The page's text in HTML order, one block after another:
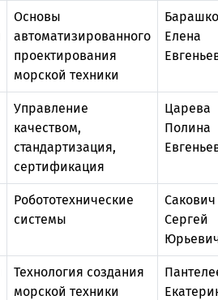
Основы
автоматизированного
проектирования
морской техники
Елена
Управление
качеством,
стандартизация,
сертификация
Царева
Полина
Робототехнические
системы
Сакович
Сергей
Технология создания
морской техники